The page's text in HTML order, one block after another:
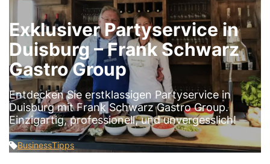
Exklusiver Partyservice in
Duisburg – Frank Schwarz
Gastro Group
Entdecken Sie erstklassigen Partyservice in
Duisburg mit Frank Schwarz Gastro Group.
Einzigartig, professionell, und unvergesslich!
BusinessTipps